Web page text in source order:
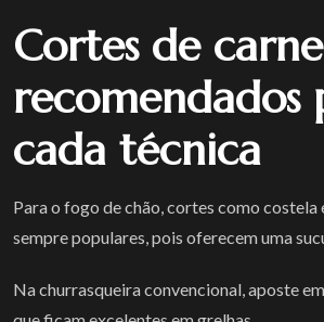
Cortes de carne
recomendados
cada técnica
Para o fogo de chão, cortes como costela
sempre populares, pois oferecem uma
Na churrasqueira convencional, aposte